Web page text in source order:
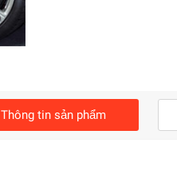
Thông tin sản phẩm